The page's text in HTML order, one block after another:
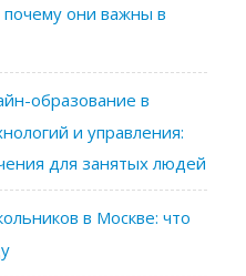
они важны в
образование в
и управления:
для занятых людей
в Москве: что